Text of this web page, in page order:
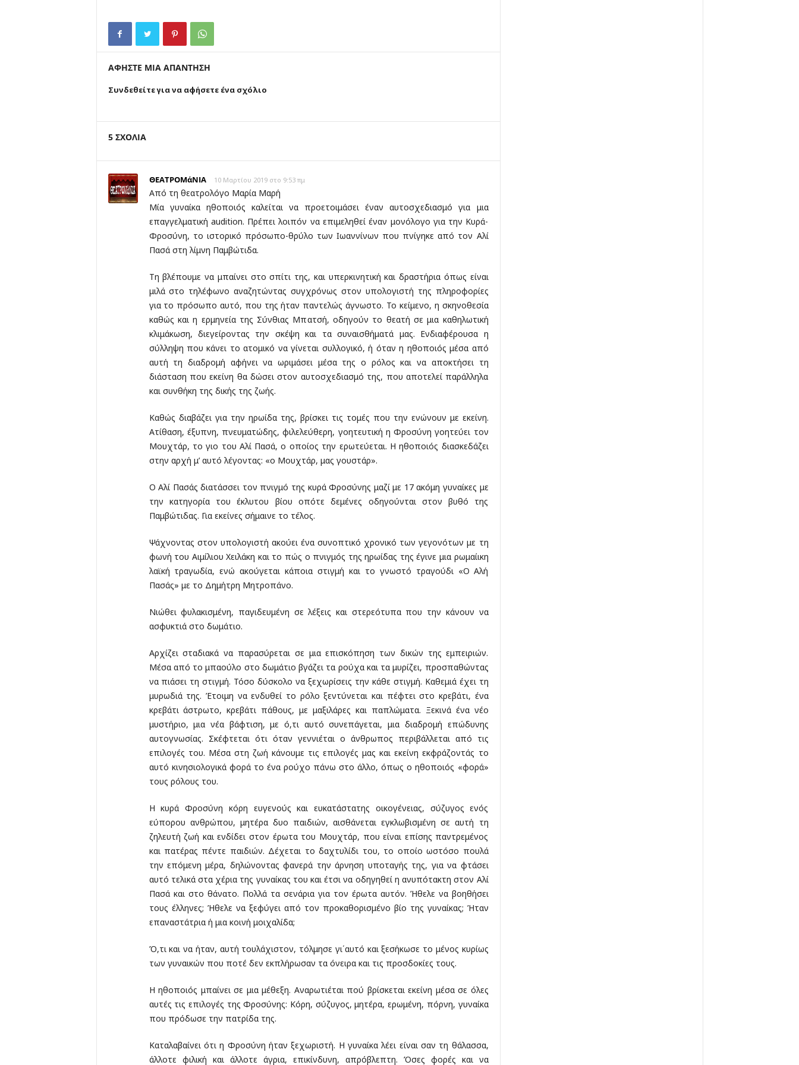
5 ΣΧΟΛΙΑ
ΘΕΑΤΡΟΜάΝΙΑ 10 Μαρτίου 2019 στο 9:53 πμ
Από τη θεατρολόγο Μαρία Μαρή
Μία γυναίκα ηθοποιός καλείται να προετοιμάσει έναν αυτοσχεδιασμό για μια
επαγγελματική audition. Πρέπει λοιπόν να επιμεληθεί έναν μονόλογο για την Κυρά-
Φροσύνη, το ιστορικό πρόσωπο-θρύλο των Ιωαννίνων που πνίγηκε από τον Αλί
Πασά στη λίμνη Παμβώτιδα.
Τη βλέπουμε να μπαίνει στο σπίτι της, και υπερκινητική και δραστήρια όπως είναι
μιλά στο τηλέφωνο αναζητώντας συγχρόνως στον υπολογιστή της πληροφορίες
για το πρόσωπο αυτό, που της ήταν παντελώς άγνωστο. Το κείμενο, η σκηνοθεσία
καθώς και η ερμηνεία της Σύνθιας Μπατσή, οδηγούν το θεατή σε μια καθηλωτική
κλιμάκωση, διεγείροντας την σκέψη και τα συναισθήματά μας. Ενδιαφέρουσα η
σύλληψη που κάνει το ατομικό να γίνεται συλλογικό, ή όταν η ηθοποιός μέσα από
αυτή τη διαδρομή αφήνει να ωριμάσει μέσα της ο ρόλος και να αποκτήσει τη
διάσταση που εκείνη θα δώσει στον αυτοσχεδιασμό της, που αποτελεί παράλληλα
και συνθήκη της δικής της ζωής.
Καθώς διαβάζει για την ηρωίδα της, βρίσκει τις τομές που την ενώνουν με εκείνη.
Ατίθαση, έξυπνη, πνευματώδης, φιλελεύθερη, γοητευτική η Φροσύνη γοητεύει τον
Μουχτάρ, το γιο του Αλί Πασά, ο οποίος την ερωτεύεται. Η ηθοποιός διασκεδάζει
στην αρχή μ’ αυτό λέγοντας: «ο Μουχτάρ, μας γουστάρ».
Ο Αλί Πασάς διατάσσει τον πνιγμό της κυρά Φροσύνης μαζί με 17 ακόμη γυναίκες με
την κατηγορία του έκλυτου βίου οπότε δεμένες οδηγούνται στον βυθό της
Παμβώτιδας. Για εκείνες σήμαινε το τέλος.
Ψάχνοντας στον υπολογιστή ακούει ένα συνοπτικό χρονικό των γεγονότων με τη
φωνή του Αιμίλιου Χειλάκη και το πώς ο πνιγμός της ηρωίδας της έγινε μια ρωμαίικη
λαϊκή τραγωδία, ενώ ακούγεται κάποια στιγμή και το γνωστό τραγούδι «Ο Αλή
Πασάς» με το Δημήτρη Μητροπάνο.
Νιώθει φυλακισμένη, παγιδευμένη σε λέξεις και στερεότυπα που την κάνουν να
ασφυκτιά στο δωμάτιο.
Αρχίζει σταδιακά να παρασύρεται σε μια επισκόπηση των δικών της εμπειριών.
Μέσα από το μπαούλο στο δωμάτιο βγάζει τα ρούχα και τα μυρίζει, προσπαθώντας
να πιάσει τη στιγμή. Τόσο δύσκολο να ξεχωρίσεις την κάθε στιγμή. Καθεμιά έχει τη
μυρωδιά της. Έτοιμη να ενδυθεί το ρόλο ξεντύνεται και πέφτει στο κρεβάτι, ένα
κρεβάτι άστρωτο, κρεβάτι πάθους, με μαξιλάρες και παπλώματα. Ξεκινά ένα νέο
μυστήριο, μια νέα βάφτιση, με ό,τι αυτό συνεπάγεται, μια διαδρομή επώδυνης
αυτογνωσίας. Σκέφτεται ότι όταν γεννιέται ο άνθρωπος περιβάλλεται από τις
επιλογές του. Μέσα στη ζωή κάνουμε τις επιλογές μας και εκείνη εκφράζοντάς το
αυτό κινησιολογικά φορά το ένα ρούχο πάνω στο άλλο, όπως ο ηθοποιός «φορά»
τους ρόλους του.
Η κυρά Φροσύνη κόρη ευγενούς και ευκατάστατης οικογένειας, σύζυγος ενός
εύπορου ανθρώπου, μητέρα δυο παιδιών, αισθάνεται εγκλωβισμένη σε αυτή τη
ζηλευτή ζωή και ενδίδει στον έρωτα του Μουχτάρ, που είναι επίσης παντρεμένος
και πατέρας πέντε παιδιών. Δέχεται το δαχτυλίδι του, το οποίο ωστόσο πουλά
την επόμενη μέρα, δηλώνοντας φανερά την άρνηση υποταγής της, για να φτάσει
αυτό τελικά στα χέρια της γυναίκας του και έτσι να οδηγηθεί η ανυπότακτη στον Αλί
Πασά και στο θάνατο. Πολλά τα σενάρια για τον έρωτα αυτόν. Ήθελε να βοηθήσει
τους έλληνες; Ήθελε να ξεφύγει από τον προκαθορισμένο βίο της γυναίκας; Ήταν
επαναστάτρια ή μια κοινή μοιχαλίδα;
Ό,τι και να ήταν, αυτή τουλάχιστον, τόλμησε γι΄αυτό και ξεσήκωσε το μένος κυρίως
των γυναικών που ποτέ δεν εκπλήρωσαν τα όνειρα και τις προσδοκίες τους.
Η ηθοποιός μπαίνει σε μια μέθεξη. Αναρωτιέται πού βρίσκεται εκείνη μέσα σε όλες
αυτές τις επιλογές της Φροσύνης: Κόρη, σύζυγος, μητέρα, ερωμένη, πόρνη, γυναίκα
που πρόδωσε την πατρίδα της.
Καταλαβαίνει ότι η Φροσύνη ήταν ξεχωριστή. Η γυναίκα λέει είναι σαν τη θάλασσα,
άλλοτε φιλική και άλλοτε άγρια, επικίνδυνη, απρόβλεπτη. Όσες φορές και να
ΑΦΗΣΤΕ ΜΙΑ ΑΠΑΝΤΗΣΗ
Συνδεθείτε για να αφήσετε ένα σχόλιο